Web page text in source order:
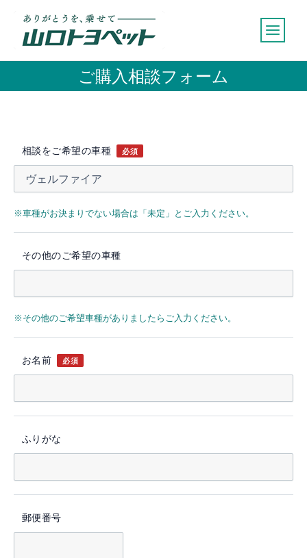
ス
ご購入相談フォーム
相談をご希望の車種 必須
※車種がお決まりでない場合は「未定」とご入力ください。
その他のご希望の車種
※その他のご希望車種がありましたらご入力ください。
お名前 必須
ふりがな
郵便番号